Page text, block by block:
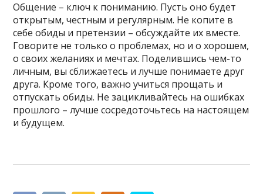
Общение – ключ к пониманию. Пусть оно будет
открытым, честным и регулярным. Не копите в
себе обиды и претензии – обсуждайте их вместе.
Говорите не только о проблемах, но и о хорошем,
о своих желаниях и мечтах. Поделившись чем-то
личным, вы сближаетесь и лучше понимаете друг
друга. Кроме того, важно учиться прощать и
отпускать обиды. Не зацикливайтесь на ошибках
прошлого – лучше сосредоточьтесь на настоящем
и будущем.